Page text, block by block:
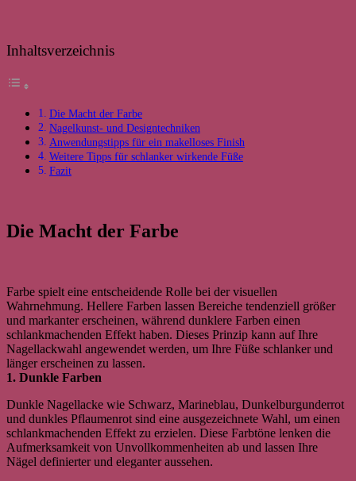
Inhaltsverzeichnis
Die Macht der Farbe
Nagelkunst- und Designtechniken
Anwendungstipps für ein makelloses Finish
Weitere Tipps für schlanker wirkende Füße
Fazit
Die Macht der Farbe
Farbe spielt eine entscheidende Rolle bei der visuellen
Wahrnehmung. Hellere Farben lassen Bereiche tendenziell größer
und markanter erscheinen, während dunklere Farben einen
schlankmachenden Effekt haben. Dieses Prinzip kann auf Ihre
Nagellackwahl angewendet werden, um Ihre Füße schlanker und
länger erscheinen zu lassen.
1. Dunkle Farben
Dunkle Nagellacke wie Schwarz, Marineblau, Dunkelburgunderrot
und dunkles Pflaumenrot sind eine ausgezeichnete Wahl, um einen
schlankmachenden Effekt zu erzielen. Diese Farbtöne lenken die
Aufmerksamkeit von Unvollkommenheiten ab und lassen Ihre
Nägel definierter und eleganter aussehen.